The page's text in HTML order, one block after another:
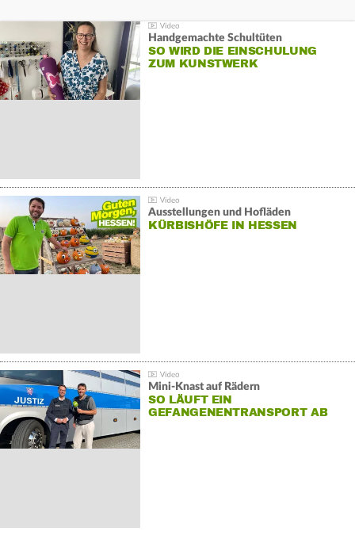
Handgemachte Schultüten
SO WIRD DIE EINSCHULUNG
ZUM KUNSTWERK
Ausstellungen und Hofläden
KÜRBISHÖFE IN HESSEN
Mini-Knast auf Rädern
SO LÄUFT EIN
GEFANGENENTRANSPORT AB